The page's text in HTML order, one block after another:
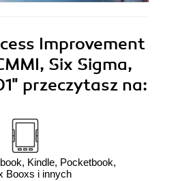
Improvement
Six Sigma,
przeczytasz na:
Kindle, Pocketbook,
Booxs i innych